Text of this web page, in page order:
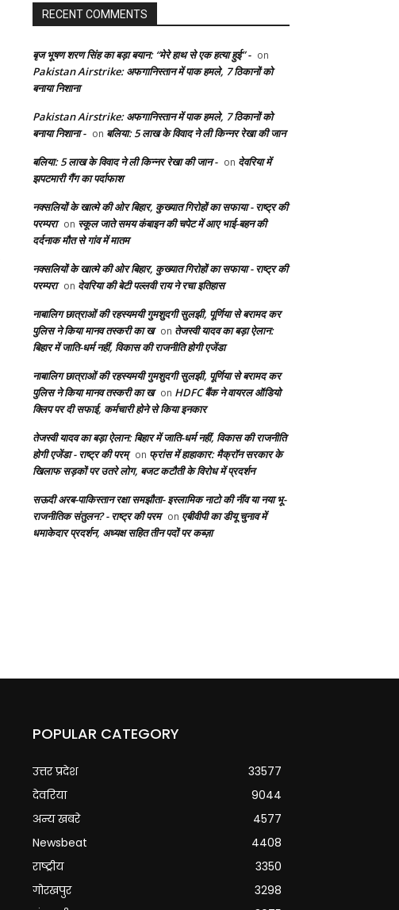
RECENT COMMENTS
बृज भूषण शरण सिंह का बड़ा बयान: “मेरे हाथ से एक हत्या हुई” - on
Pakistan Airstrike: अफगानिस्तान में पाक हमले, 7 ठिकानों को
बनाया निशाना
Pakistan Airstrike: अफगानिस्तान में पाक हमले, 7 ठिकानों को
बनाया निशाना - on बलिया: 5 लाख के विवाद ने ली किन्नर रेखा की जान
बलिया: 5 लाख के विवाद ने ली किन्नर रेखा की जान - on देवरिया में
झपटमारी गैंग का पर्दाफाश
नक्सलियों के खात्मे की ओर बिहार, कुख्यात गिरोहों का सफाया - राष्ट्र की
परम्परा on स्कूल जाते समय कंबाइन की चपेट में आए भाई-बहन की
दर्दनाक मौत से गांव में मातम
नक्सलियों के खात्मे की ओर बिहार, कुख्यात गिरोहों का सफाया - राष्ट्र की
परम्परा on देवरिया की बेटी पल्लवी राय ने रचा इतिहास
नाबालिग छात्राओं की रहस्यमयी गुमशुदगी सुलझी, पूर्णिया से बरामद कर
पुलिस ने किया मानव तस्करी का ख on तेजस्वी यादव का बड़ा ऐलान:
बिहार में जाति-धर्म नहीं, विकास की राजनीति होगी एजेंडा
नाबालिग छात्राओं की रहस्यमयी गुमशुदगी सुलझी, पूर्णिया से बरामद कर
पुलिस ने किया मानव तस्करी का ख on HDFC बैंक ने वायरल ऑडियो
क्लिप पर दी सफाई, कर्मचारी होने से किया इनकार
तेजस्वी यादव का बड़ा ऐलान: बिहार में जाति-धर्म नहीं, विकास की राजनीति
होगी एजेंडा - राष्ट्र की परम् on फ्रांस में हाहाकार: मैक्रॉन सरकार के
खिलाफ सड़कों पर उतरे लोग, बजट कटौती के विरोध में प्रदर्शन
सऊदी अरब-पाकिस्तान रक्षा समझौता- इस्लामिक नाटो की नींव या नया भू-
राजनीतिक संतुलन? - राष्ट्र की परम on एबीवीपी का डीयू चुनाव में
धमाकेदार प्रदर्शन, अध्यक्ष सहित तीन पदों पर कब्ज़ा
POPULAR CATEGORY
उत्तर प्रदेश
33577
देवरिया
9044
अन्य खबरे
4577
Newsbeat
4408
राष्ट्रीय
3350
गोरखपुर
3298